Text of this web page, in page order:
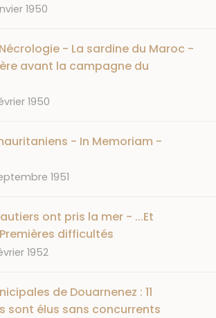
1950
- La sardine du Maroc -
avant la campagne du
1950
- In Memoriam -
1951
ont pris la mer - ...Et
difficultés
1952
de Douarnenez : 11
sont élus sans concurrents